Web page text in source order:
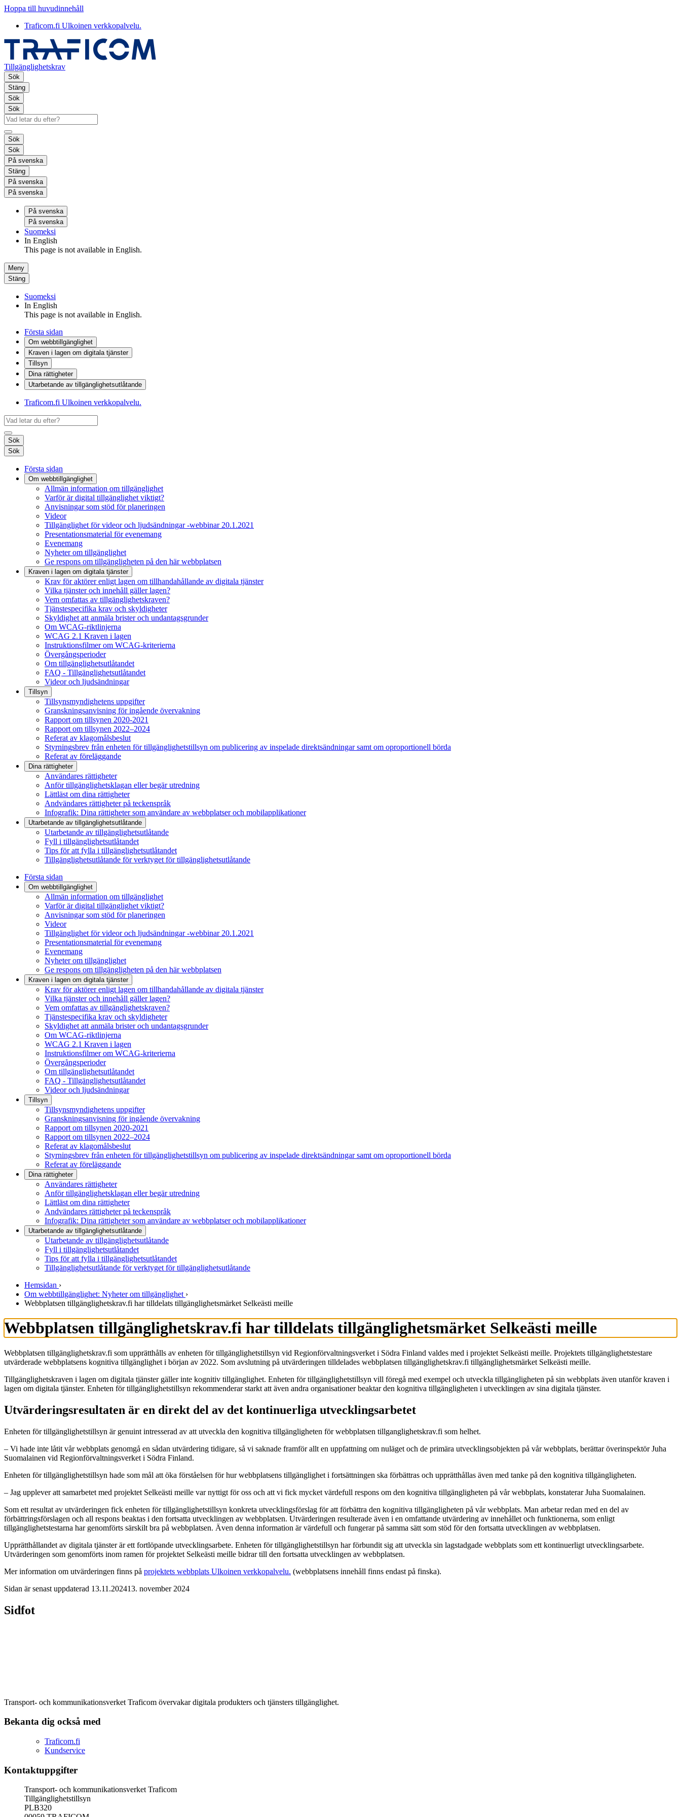
Hoppa till huvudinnehåll
Traficom.fi Ulkoinen verkkopalvelu.
Tillgänglighetskrav
Sök
Stäng
Sök
Sök
Sök
Sök
På svenska
Stäng
På svenska
På svenska
På svenska
På svenska
Suomeksi
In English
This page is not available in English.
Meny
Stäng
Suomeksi
In English
This page is not available in English.
Första sidan
Om webbtillgänglighet
Kraven i lagen om digitala tjänster
Tillsyn
Dina rättigheter
Utarbetande av tillgänglighets­utlåtande
Traficom.fi Ulkoinen verkkopalvelu.
Sök
Sök
Första sidan
Om webbtillgänglighet
Allmän information om tillgänglighet
Varför är digital tillgänglighet viktigt?
Anvisningar som stöd för planeringen
Videor
Tillgänglighet för videor och ljudsändningar -webbinar 20.1.2021
Presentationsmaterial för evenemang
Evenemang
Nyheter om tillgänglighet
Ge respons om tillgängligheten på den här webbplatsen
Kraven i lagen om digitala tjänster
Krav för aktörer enligt lagen om tillhandahållande av digitala tjänster
Vilka tjänster och innehåll gäller lagen?
Vem omfattas av tillgänglighetskraven?
Tjänstespecifika krav och skyldigheter
Skyldighet att anmäla brister och undantagsgrunder
Om WCAG-riktlinjerna
WCAG 2.1 Kraven i lagen
Instruktionsfilmer om WCAG-kriterierna
Övergångsperioder
Om tillgänglighetsutlåtandet
FAQ - Tillgänglighetsutlåtandet
Videor och ljudsändningar
Tillsyn
Tillsynsmyndighetens uppgifter
Granskningsanvisning för ingående övervakning
Rapport om tillsynen 2020-2021
Rapport om tillsynen 2022–2024
Referat av klagomålsbeslut
Styrningsbrev från enheten för tillgänglighetstillsyn om publicering av inspelade direktsändningar samt om oproportionell börda
Referat av föreläggande
Dina rättigheter
Användares rättigheter
Anför tillgänglighetsklagan eller begär utredning
Lättläst om dina rättigheter
Andvändares rättigheter på teckenspråk
Infografik: Dina rättigheter som användare av webbplatser och mobilapplikationer
Utarbetande av tillgänglighets­utlåtande
Utarbetande av tillgänglighetsutlåtande
Fyll i tillgänglighetsutlåtandet
Tips för att fylla i tillgänglighetsutlåtandet
Tillgänglighetsutlåtande för verktyget för tillgänglighetsutlåtande
Första sidan
Om webbtillgänglighet
Allmän information om tillgänglighet
Varför är digital tillgänglighet viktigt?
Anvisningar som stöd för planeringen
Videor
Tillgänglighet för videor och ljudsändningar -webbinar 20.1.2021
Presentationsmaterial för evenemang
Evenemang
Nyheter om tillgänglighet
Ge respons om tillgängligheten på den här webbplatsen
Kraven i lagen om digitala tjänster
Krav för aktörer enligt lagen om tillhandahållande av digitala tjänster
Vilka tjänster och innehåll gäller lagen?
Vem omfattas av tillgänglighetskraven?
Tjänstespecifika krav och skyldigheter
Skyldighet att anmäla brister och undantagsgrunder
Om WCAG-riktlinjerna
WCAG 2.1 Kraven i lagen
Instruktionsfilmer om WCAG-kriterierna
Övergångsperioder
Om tillgänglighetsutlåtandet
FAQ - Tillgänglighetsutlåtandet
Videor och ljudsändningar
Tillsyn
Tillsynsmyndighetens uppgifter
Granskningsanvisning för ingående övervakning
Rapport om tillsynen 2020-2021
Rapport om tillsynen 2022–2024
Referat av klagomålsbeslut
Styrningsbrev från enheten för tillgänglighetstillsyn om publicering av inspelade direktsändningar samt om oproportionell börda
Referat av föreläggande
Dina rättigheter
Användares rättigheter
Anför tillgänglighetsklagan eller begär utredning
Lättläst om dina rättigheter
Andvändares rättigheter på teckenspråk
Infografik: Dina rättigheter som användare av webbplatser och mobilapplikationer
Utarbetande av tillgänglighets­utlåtande
Utarbetande av tillgänglighetsutlåtande
Fyll i tillgänglighetsutlåtandet
Tips för att fylla i tillgänglighetsutlåtandet
Tillgänglighetsutlåtande för verktyget för tillgänglighetsutlåtande
Hemsidan ›
Om webbtillgänglighet: Nyheter om tillgänglighet ›
Webbplatsen tillgänglighetskrav.fi har tilldelats tillgänglighetsmärket Selkeästi meille
Webbplatsen tillgänglighetskrav.fi har tilldelats tillgänglighetsmärket Selkeästi meille
Webbplatsen tillgänglighetskrav.fi som upprätthålls av enheten för tillgänglighetstillsyn vid Regionförvaltningsverket i Södra Finland valdes med i projektet Selkeästi meille. Projektets tillgänglighetstestare
utvärderade webbplatsens kognitiva tillgänglighet i början av 2022. Som avslutning på utvärderingen tilldelades webbplatsen tillgänglighetskrav.fi tillgänglighetsmärket Selkeästi meille.
Tillgänglighetskraven i lagen om digitala tjänster gäller inte kognitiv tillgänglighet. Enheten för tillgänglighetstillsyn vill föregå med exempel och utveckla tillgängligheten på sin webbplats även utanför kraven i
lagen om digitala tjänster. Enheten för tillgänglighetstillsyn rekommenderar starkt att även andra organisationer beaktar den kognitiva tillgängligheten i utvecklingen av sina digitala tjänster.
Utvärderingsresultaten är en direkt del av det kontinuerliga utvecklingsarbetet
Enheten för tillgänglighetstillsyn är genuint intresserad av att utveckla den kognitiva tillgängligheten för webbplatsen tillganglighetskrav.fi som helhet.
– Vi hade inte låtit vår webbplats genomgå en sådan utvärdering tidigare, så vi saknade framför allt en uppfattning om nuläget och de primära utvecklingsobjekten på vår webbplats, berättar överinspektör Juha
Suomalainen vid Regionförvaltningsverket i Södra Finland.
Enheten för tillgänglighetstillsyn hade som mål att öka förståelsen för hur webbplatsens tillgänglighet i fortsättningen ska förbättras och upprätthållas även med tanke på den kognitiva tillgängligheten.
– Jag upplever att samarbetet med projektet Selkeästi meille var nyttigt för oss och att vi fick mycket värdefull respons om den kognitiva tillgängligheten på vår webbplats, konstaterar Juha Suomalainen.
Som ett resultat av utvärderingen fick enheten för tillgänglighetstillsyn konkreta utvecklingsförslag för att förbättra den kognitiva tillgängligheten på vår webbplats. Man arbetar redan med en del av
förbättringsförslagen och all respons beaktas i den fortsatta utvecklingen av webbplatsen. Utvärderingen resulterade även i en omfattande utvärdering av innehållet och funktionerna, som enligt
tillgänglighetstestarna har genomförts särskilt bra på webbplatsen. Även denna information är värdefull och fungerar på samma sätt som stöd för den fortsatta utvecklingen av webbplatsen.
Upprätthållandet av digitala tjänster är ett fortlöpande utvecklingsarbete. Enheten för tillgänglighetstillsyn har förbundit sig att utveckla sin lagstadgade webbplats som ett kontinuerligt utvecklingsarbete.
Utvärderingen som genomförts inom ramen för projektet Selkeästi meille bidrar till den fortsatta utvecklingen av webbplatsen.
Mer information om utvärderingen finns på projektets webbplats Ulkoinen verkkopalvelu. (webbplatsens innehåll finns endast på finska).
Sidan är senast uppdaterad 13.11.202413. november 2024
Sidfot
Transport- och kommunikationsverket Traficom övervakar digitala produkters och tjänsters tillgänglighet.
Bekanta dig också med
Traficom.fi
Kundservice
Kontaktuppgifter
Transport- och kommunikationsverket Traficom
Tillgänglighetstillsyn
PLB320